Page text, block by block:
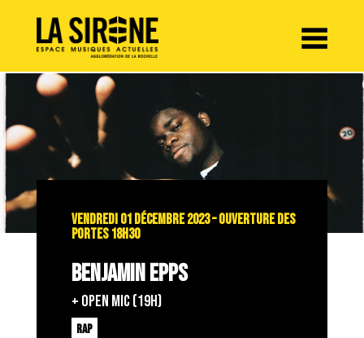
VENDREDI 01 DÉCEMBRE 2023 – OUVERTURE DES
PORTES 18H30
BENJAMIN EPPS
+ OPEN MIC (19h)
RAP